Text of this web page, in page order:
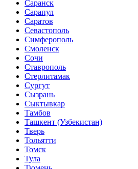
Саранск
Сарапул
Саратов
Севастополь
Симферополь
Смоленск
Сочи
Ставрополь
Стерлитамак
Сургут
Сызрань
Сыктывкар
Тамбов
Ташкент (Узбекистан)
Тверь
Тольятти
Томск
Тула